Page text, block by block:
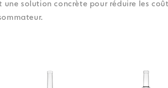
solution concrète pour réduire les